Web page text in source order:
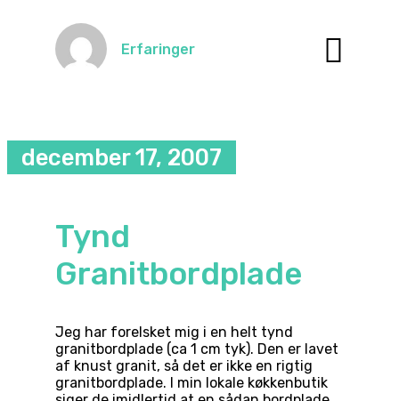
Erfaringer
december 17, 2007
Tynd
Granitbordplade
Jeg har forelsket mig i en helt tynd
granitbordplade (ca 1 cm tyk). Den er lavet
af knust granit, så det er ikke en rigtig
granitbordplade. I min lokale køkkenbutik